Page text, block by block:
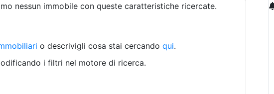
Casa Semi-indipendente
Rustico/Casale
Camera d'Albergo
nessun immobile con queste caratteristiche ricercate.
o descrivigli cosa stai cercando qui.
i filtri nel motore di ricerca.